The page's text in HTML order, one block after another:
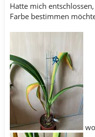
sie auch
Knospe, zu
Hatte mich
Farbe bestimmen